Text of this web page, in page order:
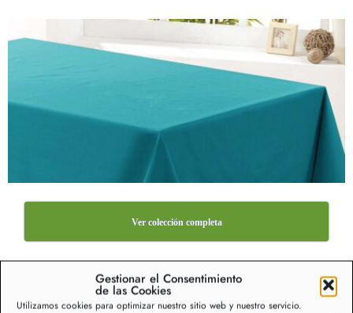
Gestionar el Consentimiento
de las Cookies
Utilizamos cookies para optimizar nuestro sitio web y nuestro servicio.
Ver colección completa
Tipos de manteles según su diseño
Manteles con textura